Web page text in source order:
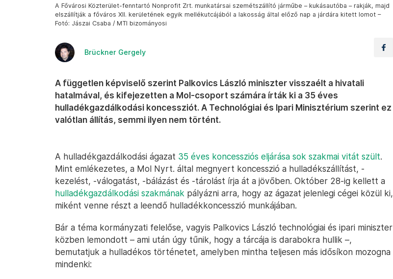
A Fővárosi Közterület-fenntartó Nonprofit Zrt. munkatársai szemétszállító járműbe – kukásautóba – rakják, majd
elszállítják a főváros XII. kerületének egyik mellékutcájából a lakosság által előző nap a járdára kitett lomot –
Fotó: Jászai Csaba / MTI bizományosi
Brückner Gergely
A független képviselő szerint Palkovics László miniszter visszaélt a hivatali
hatalmával, és kifejezetten a Mol-csoport számára írták ki a 35 éves
hulladékgazdálkodási koncessziót. A Technológiai és Ipari Minisztérium szerint ez
valótlan állítás, semmi ilyen nem történt.
A hulladékgazdálkodási ágazat 35 éves koncessziós eljárása sok szakmai vitát szült.
Mint emlékezetes, a Mol Nyrt. által megnyert koncesszió a hulladékszállítást, -
kezelést, -válogatást, -bálázást és -tárolást írja át a jövőben. Október 28-ig kellett a
hulladékgazdálkodási szakmának pályázni arra, hogy az ágazat jelenlegi cégei közül ki,
miként venne részt a leendő hulladékkoncesszió munkájában.
Bár a téma kormányzati felelőse, vagyis Palkovics László technológiai és ipari miniszter
közben lemondott – ami után úgy tűnik, hogy a tárcája is darabokra hullik –,
bemutatjuk a hulladékos történetet, amelyben mintha teljesen más idősíkon mozogna
mindenki: